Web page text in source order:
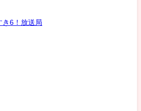
き6！放送局